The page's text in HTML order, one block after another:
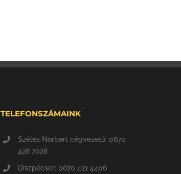
TELEFONSZÁMAINK
Széles Norbert cégvezető: 0670
428 7028
Diszpécser: 0670 421 4406